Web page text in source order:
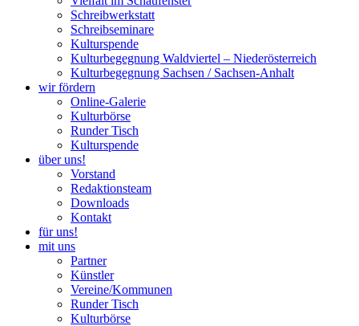
Schreibwerkstatt
Schreibseminare
Kulturspende
Kulturbegegnung Waldviertel – Niederösterreich
Kulturbegegnung Sachsen / Sachsen-Anhalt
wir fördern
Online-Galerie
Kulturbörse
Runder Tisch
Kulturspende
über uns!
Vorstand
Redaktionsteam
Downloads
Kontakt
für uns!
mit uns
Partner
Künstler
Vereine/Kommunen
Runder Tisch
Kulturbörse